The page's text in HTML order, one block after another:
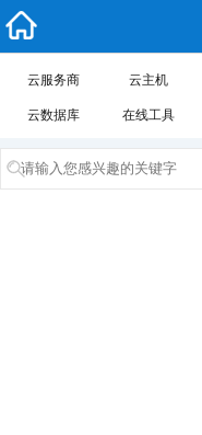
云服务商 云主机
云数据库 在线工具